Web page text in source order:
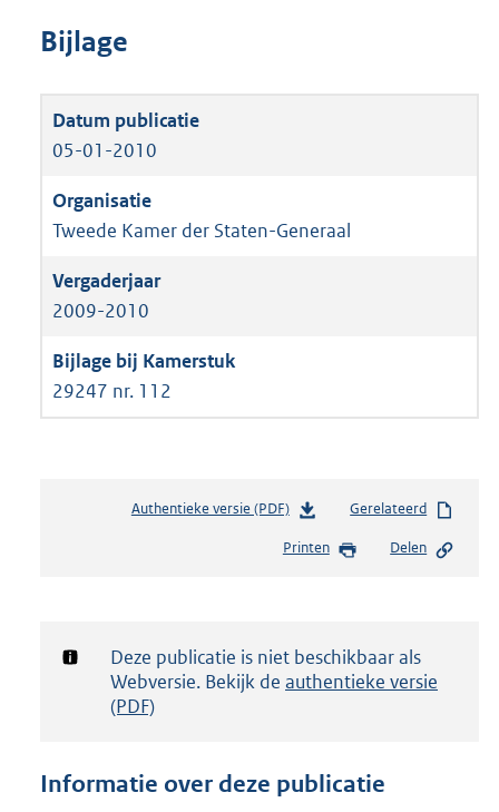
Bijlage
05-01-2010
Tweede Kamer der Staten-Generaal
2009-2010
29247 nr. 112
Authentieke versie (PDF)b
s
d
g
t
Gerelateerd
Printen Delen
Notificatie:
Deze publicatie is niet beschikbaar als
Webversie. Bekijk de authentieke versie
(PDF)
Informatie over deze publicatie